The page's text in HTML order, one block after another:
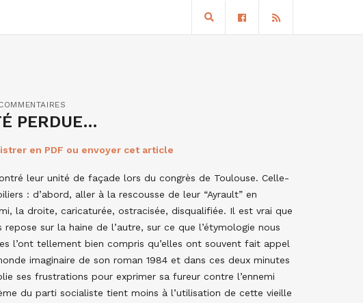
PERDUE…
en PDF ou envoyer cet article
leur unité de façade lors du congrès de Toulouse. Celle-
: d’abord, aller à la rescousse de leur “Ayrault” en
la droite, caricaturée, ostracisée, disqualifiée. Il est vrai que
sur la haine de l’autre, sur ce que l’étymologie nous
l’ont tellement bien compris qu’elles ont souvent fait appel
imaginaire de son roman 1984 et dans ces deux minutes
ses frustrations pour exprimer sa fureur contre l’ennemi
du parti socialiste tient moins à l’utilisation de cette vieille